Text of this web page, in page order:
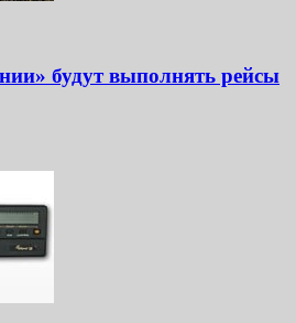
будут выполнять рейсы